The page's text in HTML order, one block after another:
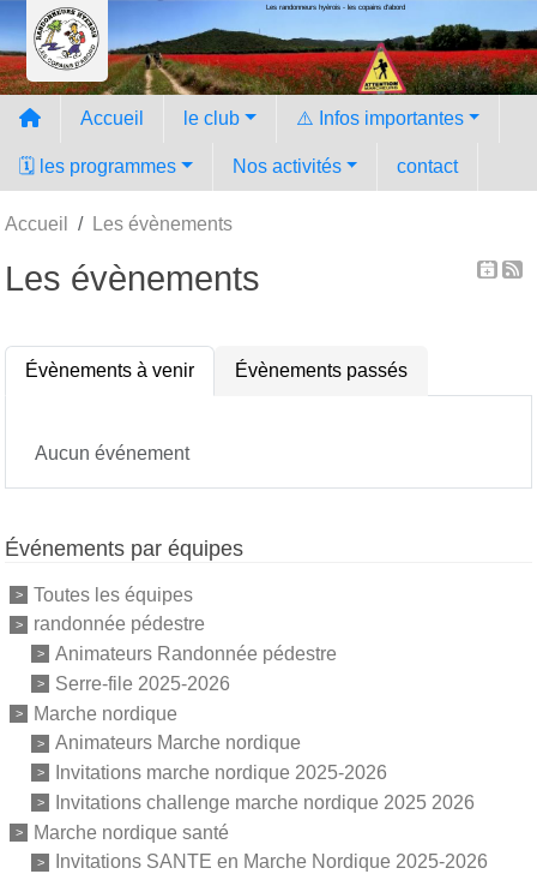
Les randonneurs hyèrois - les copains d'abord
Accueil le club ⚠️ Infos importantes
🗓️ les programmes Nos activités contact
Accueil Les évènements
Les évènements
Évènements à venir Évènements passés
Aucun événement
Événements par équipes
Toutes les équipes
randonnée pédestre
Animateurs Randonnée pédestre
Serre-file 2025-2026
Marche nordique
Animateurs Marche nordique
Invitations marche nordique 2025-2026
Invitations challenge marche nordique 2025 2026
Marche nordique santé
Invitations SANTE en Marche Nordique 2025-2026
Panneau de gestion des cookies